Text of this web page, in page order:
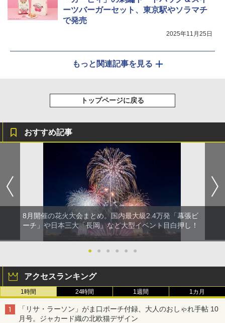
ーツバーガーセット、東京駅やソラマチ
で発売
2025年11月25日
もっと関連記事を見る
トップページに戻る
おすすめ記事
8月開催の花火大会まとめ。国内最大級2.4万発「幕張ビ
ーチ」や日本三大「長岡」など大型イベント目白押し！
● ● ● ● ● ●
アクセスランキング
1時間 24時間 1週間 1カ月
「リサ・ラーソン」がま口ポーチ付録、大人のおしゃれ手帖 10
月号。ジャカード織の北欧猫デザイン